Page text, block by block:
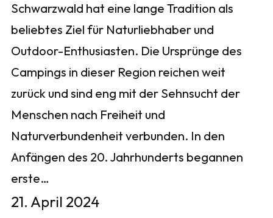
Schwarzwald hat eine lange Tradition als
beliebtes Ziel für Naturliebhaber und
Outdoor-Enthusiasten. Die Ursprünge des
Campings in dieser Region reichen weit
zurück und sind eng mit der Sehnsucht der
Menschen nach Freiheit und
Naturverbundenheit verbunden. In den
Anfängen des 20. Jahrhunderts begannen
erste…
21. April 2024